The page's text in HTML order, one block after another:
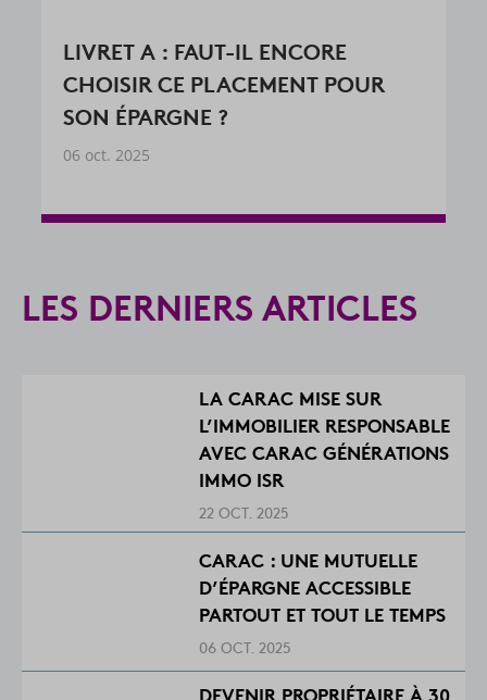
RELATION ADHÉRENTS CARAC
QUALITÉ DE SERVICE ET
ACCOMPAGNEMENT
LES DERNIERS ARTICLES
LA CARAC MISE SUR
L’IMMOBILIER RESPONSABLE
AVEC CARAC GÉNÉRATIONS
IMMO ISR
22 OCT. 2025
CARAC : UNE MUTUELLE
D’ÉPARGNE ACCESSIBLE
PARTOUT ET TOUT LE TEMPS
06 OCT. 2025
DEVENIR PROPRIÉTAIRE À 30